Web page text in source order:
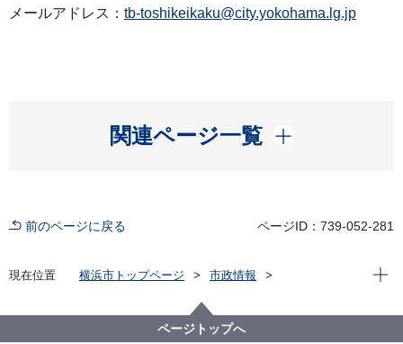
メールアドレス： tb-toshikeikaku@city.yokohama.lg.jp
関連ページ一覧
開く
前のページに戻る ページID：739-052-281
現在位置 横浜市トップページ
市政情報
第165回横浜市都市計画審議会の開催について
現在
ページトップへ